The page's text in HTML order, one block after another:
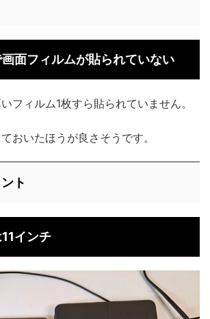
面フィルムが貼られていない
フィルム1枚すら貼られていません。
おいたほうが良さそうです。
ト
インチ